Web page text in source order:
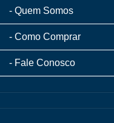
Quem Somos
Como Comprar
Fale Conosco